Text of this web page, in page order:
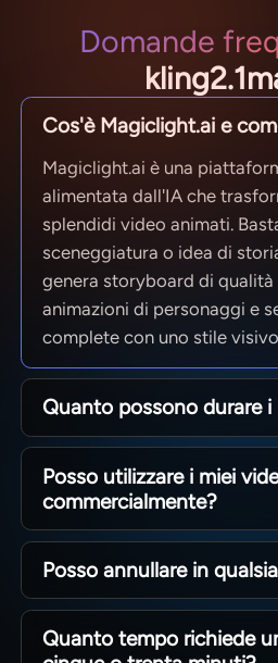
Domande
Cos'è Magiclight.ai e
Magiclight.ai è una
alimentata dall'IA che
splendidi video animati.
sceneggiatura o idea di
genera storyboard di
animazioni di personaggi e
complete con uno stile
Quanto possono durare i
Dai clip rapidi per i social a
50 minuti. MagicLight è
narrazione di lunga durata,
coerenza dei personaggi tra
produrre narrazioni
Posso utilizzare i miei
commercialmente?
Sì! Possiedi il 100% dei
stia monetizzando un canale
eseguendo annunci
corsi, hai tutti i diritti
generato con i nostri piani a
Posso annullare in
Assolutamente. Crediamo
non in contratti vincolanti.
Quanto tempo richiede